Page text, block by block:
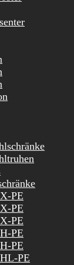
PE
PE
PE
PE
PE
PE